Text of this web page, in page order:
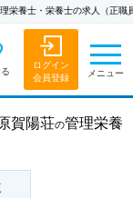
栄養士・栄養士の求人（正職
ログイン
会員登録
メニュー
賀陽荘の管理栄養